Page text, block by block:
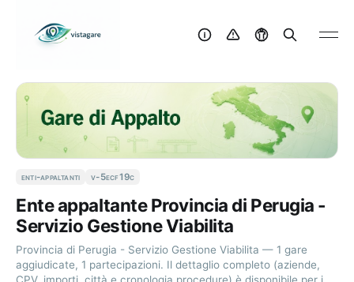
enti-appaltanti v-5ecf19c
Ente appaltante Provincia di Perugia -
Servizio Gestione Viabilita
Provincia di Perugia - Servizio Gestione Viabilita — 1 gare
aggiudicate, 1 partecipazioni. Il dettaglio completo (aziende,